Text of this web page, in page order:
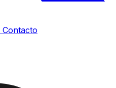
Contacto